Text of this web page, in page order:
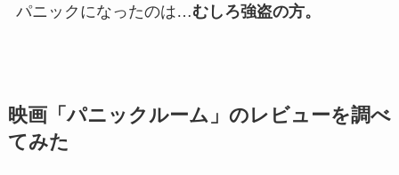
パニックになったのは…むしろ強盗の方。
映画「パニックルーム」のレビューを調べ
てみた